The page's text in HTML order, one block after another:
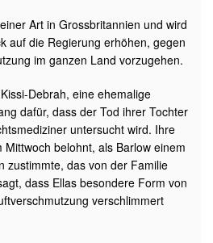
Art in Grossbritannien und wird
auf die Regierung erhöhen, gegen
im ganzen Land vorzugehen.
Debrah, eine ehemalige
dafür, dass der Tod ihrer Tochter
untersucht wird. Ihre
belohnt, als Barlow einem
zustimmte, das von der Familie
dass Ellas besondere Form von
verschlimmert